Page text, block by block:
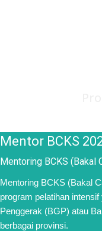
Mentor BCKS
Mentoring BCKS (Bakal
Mentoring BCKS (Bakal
program pelatihan
Penggerak (BGP) atau
berbagai provinsi.